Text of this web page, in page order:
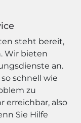
steht bereit,
Wir bieten
an.
schnell wie
zu
erreichbar, also
Sie Hilfe